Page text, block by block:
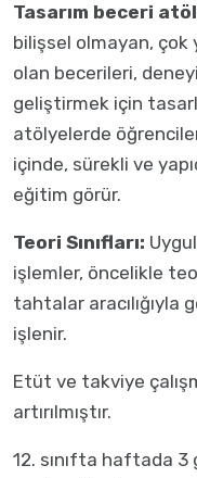
Tasarım beceri
bilişsel olmayan, çok
olan becerileri,
geliştirmek için
atölyelerde
içinde, sürekli ve
eğitim görür.
Teori Sınıfları:
işlemler, öncelikle
tahtalar aracılığıyla
işlenir.
Etüt ve takviye
artırılmıştır.
12. sınıfta haftada